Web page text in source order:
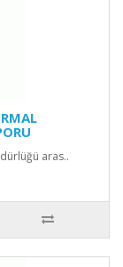
aras..